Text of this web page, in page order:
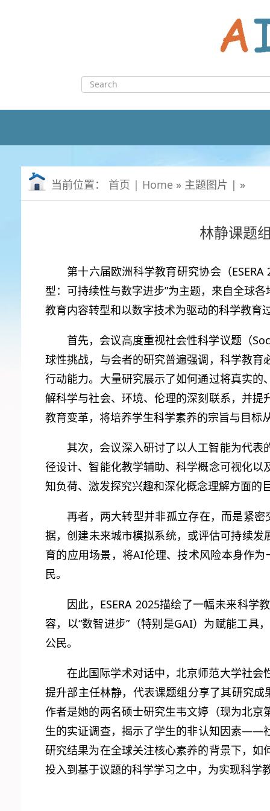
当前位置： 首页 | Home » 主题图片 | »
林静课题
第十六届欧洲科学教育研究协会（
型：可持续性与数字进步”为主题，来自全球
教育内容转型和以数字技术为驱动的科学教育
首先，会议高度重视社会性科学议题（
球性挑战，与会者的研究普遍强调，科学教
行动能力。大量研究展示了如何通过将真实
解科学与社会、环境、伦理的深刻联系，并
教育变革，将培养学生科学素养的宗旨与目标
其次，会议深入研讨了以人工智能为代
径设计、智能化教学辅助、科学概念可视化
知负荷、激发探究兴趣和深化概念理解方面的
再者，两大转型并非孤立存在，而是紧
据，创建未来城市模拟系统，或评估可持续
育的应用场景，将AI伦理、技术风险本身作
民。
因此，ESERA 2025描绘了一幅未来科学
容，以“数智进步”（特别是GAI）为赋能工
公民。
在此国际学术对话中，北京师范大学社
提升部主任林静，代表课题组分享了其研究
作者是她的两名硕士研究生韦文婷（现为北
生的实证调查，揭示了学生的非认知因素——
研究结果为在全球关注核心素养的背景下，
投入到基于议题的科学学习之中，为实现科学